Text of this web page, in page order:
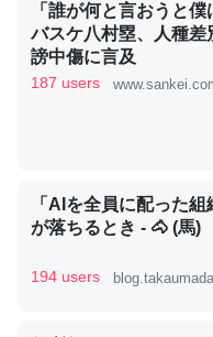
くらい。小説でいう「
ど、短期記憶というに
かりやすく強くなりそう
─GPTの仕組みと限界につ
昆虫ってカルシウム少
コオロギのカルシウム
「誰が何と言おうと
バスケ八村塁、人種差
謗中傷に言及
187 users
「AIを全員に配った
が落ちるとき - 🐴 (馬)
194 users